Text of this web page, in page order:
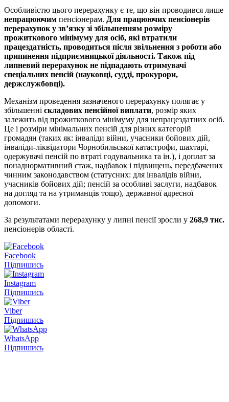
Особливістю цього перерахунку є те, що він проводився лише
непрацюючим пенсіонерам. Для працюючих пенсіонерів
перерахунок у зв’язку зі збільшенням розміру
прожиткового мінімуму для осіб, які втратили
працездатність, проводиться після звільнення з роботи або
припинення підприємницької діяльності. Також під
липневий перерахунок не підпадають отримувачі
спеціальних пенсій (науковці, судді, прокурори,
держслужбовці).
Механізм проведення зазначеного перерахунку полягає у
збільшенні складових пенсійної виплати, розмір яких
залежить від прожиткового мінімуму для непрацездатних осіб.
Це і розміри мінімальних пенсій для різних категорій
громадян (таких як: інваліди війни, учасники бойових дій,
інваліди-ліквідатори Чорнобильської катастрофи, шахтарі,
одержувачі пенсій по втраті годувальника та ін.), і доплат за
понаднормативний стаж, надбавок і підвищень, передбачених
чинним законодавством (статусних: для інвалідів війни,
учасників бойових дій; пенсій за особливі заслуги, надбавок
на догляд та на утриманців тощо), державної адресної
допомоги.
За результатами перерахунку у липні пенсії зросли у 268,9 тис.
пенсіонерів області.
Facebook
Підпишись
Instagram
Підпишись
Viber
Підпишись
WhatsApp
Підпишись